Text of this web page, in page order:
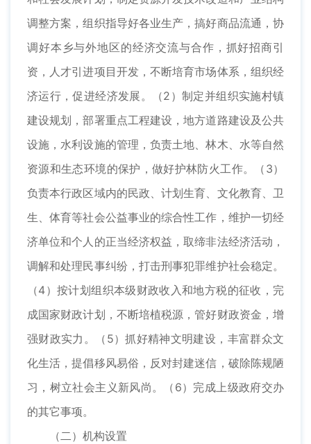
调整方案，组织指导好各业生产，搞好商品流通，协
调好本乡与外地区的经济交流与合作，抓好招商引
资，人才引进项目开发，不断培育市场体系，组织经
济运行，促进经济发展。（2）制定并组织实施村镇
建设规划，部署重点工程建设，地方道路建设及公共
设施，水利设施的管理，负责土地、林木、水等自然
资源和生态环境的保护，做好护林防火工作。（3）
负责本行政区域内的民政、计划生育、文化教育、卫
生、体育等社会公益事业的综合性工作，维护一切经
济单位和个人的正当经济权益，取缔非法经济活动，
调解和处理民事纠纷，打击刑事犯罪维护社会稳定。
（4）按计划组织本级财政收入和地方税的征收，完
成国家财政计划，不断培植税源，管好财政资金，增
强财政实力。（5）抓好精神文明建设，丰富群众文
化生活，提倡移风易俗，反对封建迷信，破除陈规陋
习，树立社会主义新风尚。（6）完成上级政府交办
的其它事项。
（二）机构设置